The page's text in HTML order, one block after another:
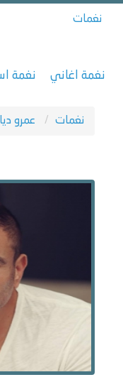
نغمات
نغمة اغاني نغمة
نغمات عمرو